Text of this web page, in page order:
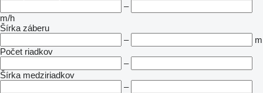
–
m/h
Šírka záberu
–
m
Počet riadkov
–
Šírka medziriadkov
–